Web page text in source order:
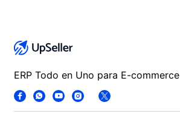
ERP Todo en Uno para E-commerce